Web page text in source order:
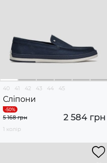
40 41 42 43 44 45
Сліпони
2 584 грн
5 168 грн
1 колір